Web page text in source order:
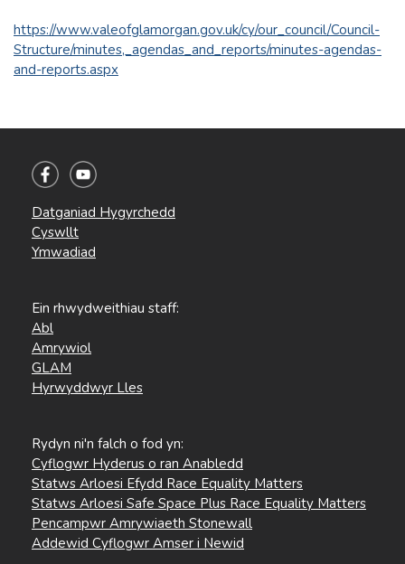
https://www.valeofglamorgan.gov.uk/cy/our_council/Council-
Structure/minutes,_agendas_and_reports/minutes-agendas-
and-reports.aspx
Datganiad Hygyrchedd
Cyswllt
Ymwadiad
Ein rhwydweithiau staff:
Abl
Amrywiol
GLAM
Hyrwyddwyr Lles
Rydyn ni'n falch o fod yn:
Cyflogwr Hyderus o ran Anabledd
Statws Arloesi Efydd Race Equality Matters
Statws Arloesi Safe Space Plus Race Equality Matters
Pencampwr Amrywiaeth Stonewall
Addewid Cyflogwr Amser i Newid